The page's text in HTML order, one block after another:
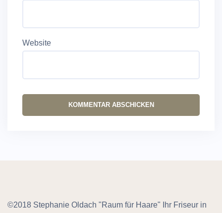
Website
©2018 Stephanie Oldach "Raum für Haare" Ihr Friseur in